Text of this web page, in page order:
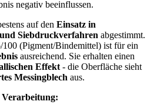
negativ beeinflussen.
auf den Einsatz in
Siebdruckverfahren abgestimmt.
(Pigment/Bindemittel) ist für ein
ausreichend. Sie erhalten einen
Effekt - die Oberfläche sieht
Messingblech aus.
Verarbeitung: